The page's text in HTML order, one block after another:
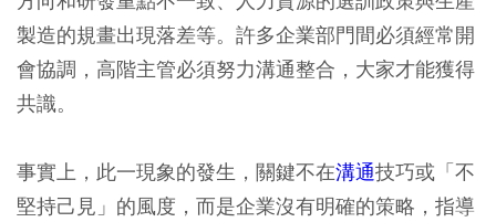
製造的規畫出現落差等。許多企業部門間必須經常開
會協調，高階主管必須努力溝通整合，大家才能獲得
共識。
事實上，此一現象的發生，關鍵不在溝通技巧或「不
堅持己見」的風度，而是企業沒有明確的策略，指導